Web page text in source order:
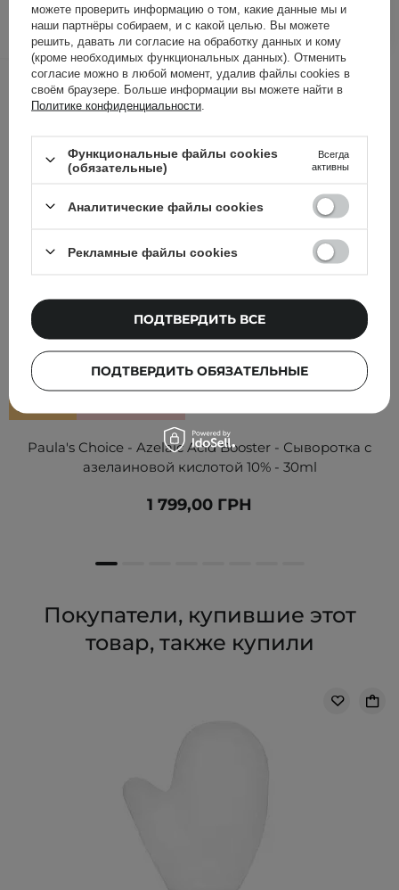
ДОБАВИТЬ В КОРЗИНУ
Другие клиенты также
проверили
БЕСТСЕЛЛЕР
Paula's Choice - Azelaic Acid Booster - Сыворотка с
азелаиновой кислотой 10% - 30ml
1 799,00 ГРН
Покупатели, купившие этот
товар, также купили
можете проверить информацию о том, какие данные мы и
наши партнёры собираем, и с какой целью. Вы можете
решить, давать ли согласие на обработку данных и кому
(кроме необходимых функциональных данных). Отменить
согласие можно в любой момент, удалив файлы cookies в
своём браузере. Больше информации вы можете найти в
Политике конфиденциальности
Функциональные файлы cookies
(обязательные)
Всегда
активны
Аналитические файлы cookies
Рекламные файлы cookies
ПОДТВЕРДИТЬ ОБЯЗАТЕЛЬНЫЕ
ПОДТВЕРДИТЬ ВСЕ